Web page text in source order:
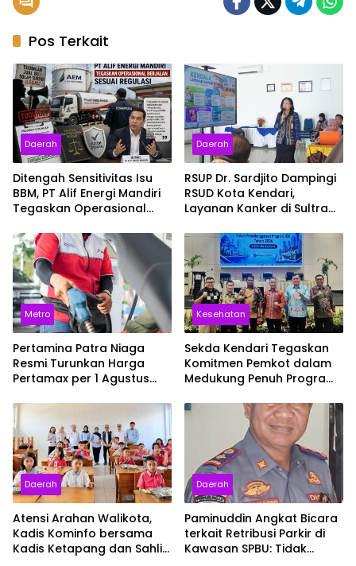
Pos Terkait
Daerah
Ditengah Sensitivitas Isu
BBM, PT Alif Energi Mandiri
Tegaskan Operasional
Daerah
RSUP Dr. Sardjito Dampingi
RSUD Kota Kendari,
Layanan Kanker di Sultra
Metro
Pertamina Patra Niaga
Resmi Turunkan Harga
Pertamax per 1 Agustus
Sekarang
Kesehatan
Sekda Kendari Tegaskan
Komitmen Pemkot dalam
Medukung Penuh Program
Daerah
Atensi Arahan Walikota,
Kadis Kominfo bersama
Kadis Ketapang dan Sahli
Daerah
Paminuddin Angkat Bicara
terkait Retribusi Parkir di
Kawasan SPBU: Tidak